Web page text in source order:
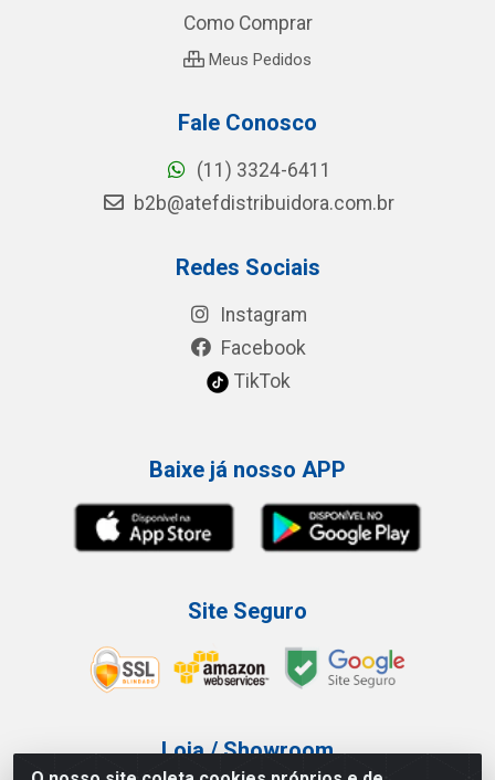
Como Comprar
Meus Pedidos
Fale Conosco
(11) 3324-6411
b2b@atefdistribuidora.com.br
Redes Sociais
Instagram
Facebook
TikTok
Baixe já nosso APP
Site Seguro
Loja / Showroom